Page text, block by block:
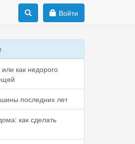
Войти
как недорого
последних лет
как сделать